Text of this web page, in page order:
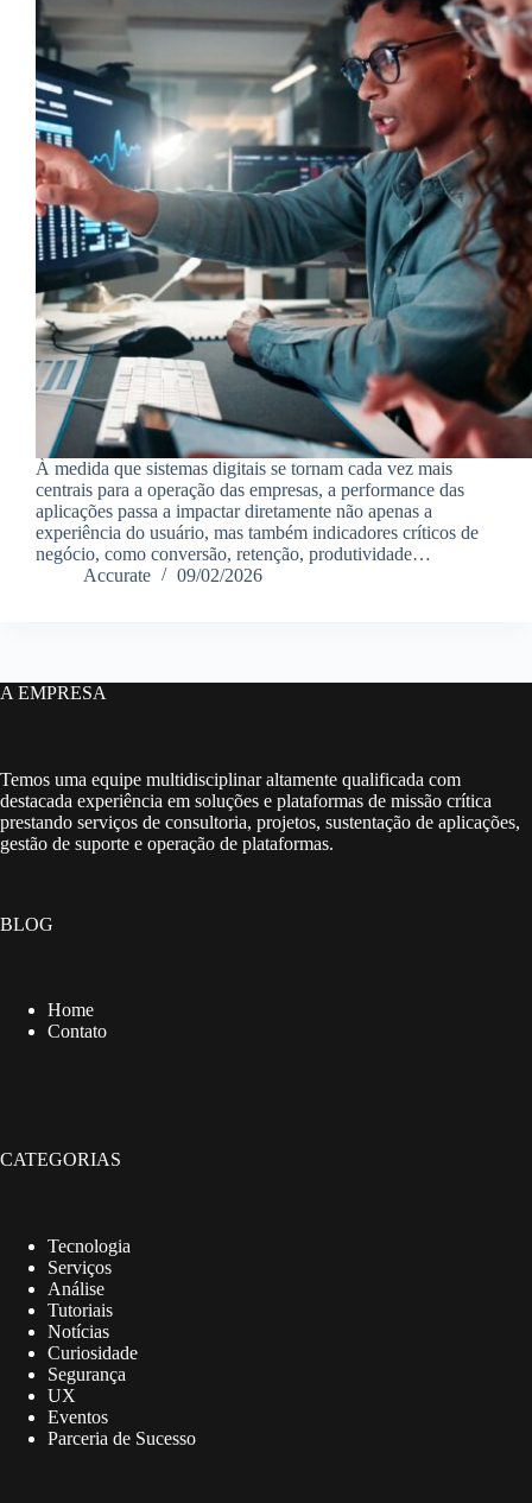
À medida que sistemas digitais se tornam cada vez mais
centrais para a operação das empresas, a performance das
aplicações passa a impactar diretamente não apenas a
experiência do usuário, mas também indicadores críticos de
negócio, como conversão, retenção, produtividade…
Accurate
09/02/2026
A EMPRESA
Temos uma equipe multidisciplinar altamente qualificada com
destacada experiência em soluções e plataformas de missão crítica
prestando serviços de consultoria, projetos, sustentação de aplicações,
gestão de suporte e operação de plataformas.
BLOG
Home
Contato
CATEGORIAS
Tecnologia
Serviços
Análise
Tutoriais
Notícias
Curiosidade
Segurança
UX
Eventos
Parceria de Sucesso